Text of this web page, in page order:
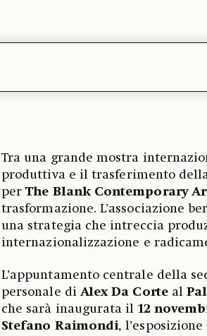
Tra una grande mostra
produttiva e il trasferimento
perThe Blank Contemporary
trasformazione. L’associazione
una strategia che intreccia
internazionalizzazione e
L’appuntamento centrale della
personale di Alex Da Corteal
che sarà inaugurata il12
Stefano Raimondi,